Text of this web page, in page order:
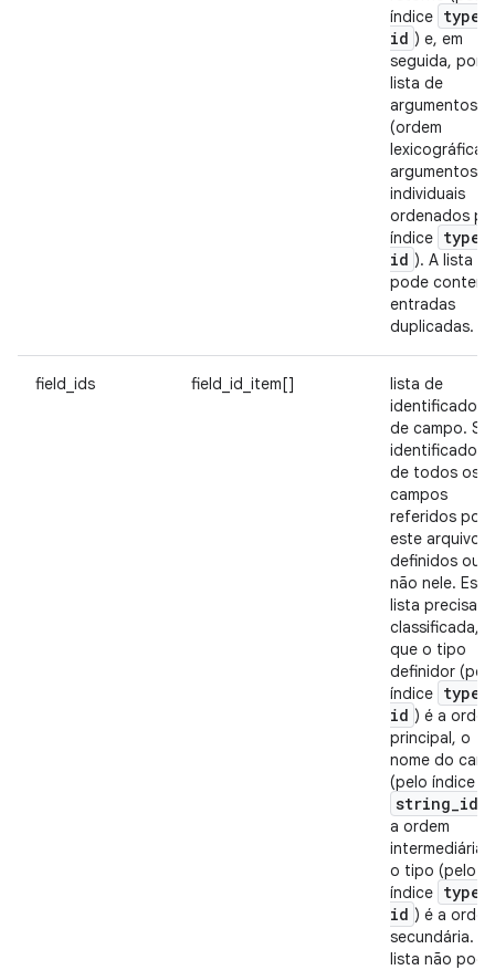
índice type
id ) e, em
seguida, por
lista de
argumentos
(ordem
lexicográfica,
argumentos
individuais
ordenados
índice type
id ). A lista
pode conter
entradas
duplicadas.
field_ids field_id_item[]
lista de
de campo.
de todos os
campos
referidos por
este arquivo,
definidos ou
não nele. Essa
lista precisa
classificada,
que o tipo
definidor
índice type
id ) é a
principal, o
nome do
(pelo índice
string_id
a ordem
intermediária
o tipo (pelo
índice type
id ) é a
secundária. A
lista não pode